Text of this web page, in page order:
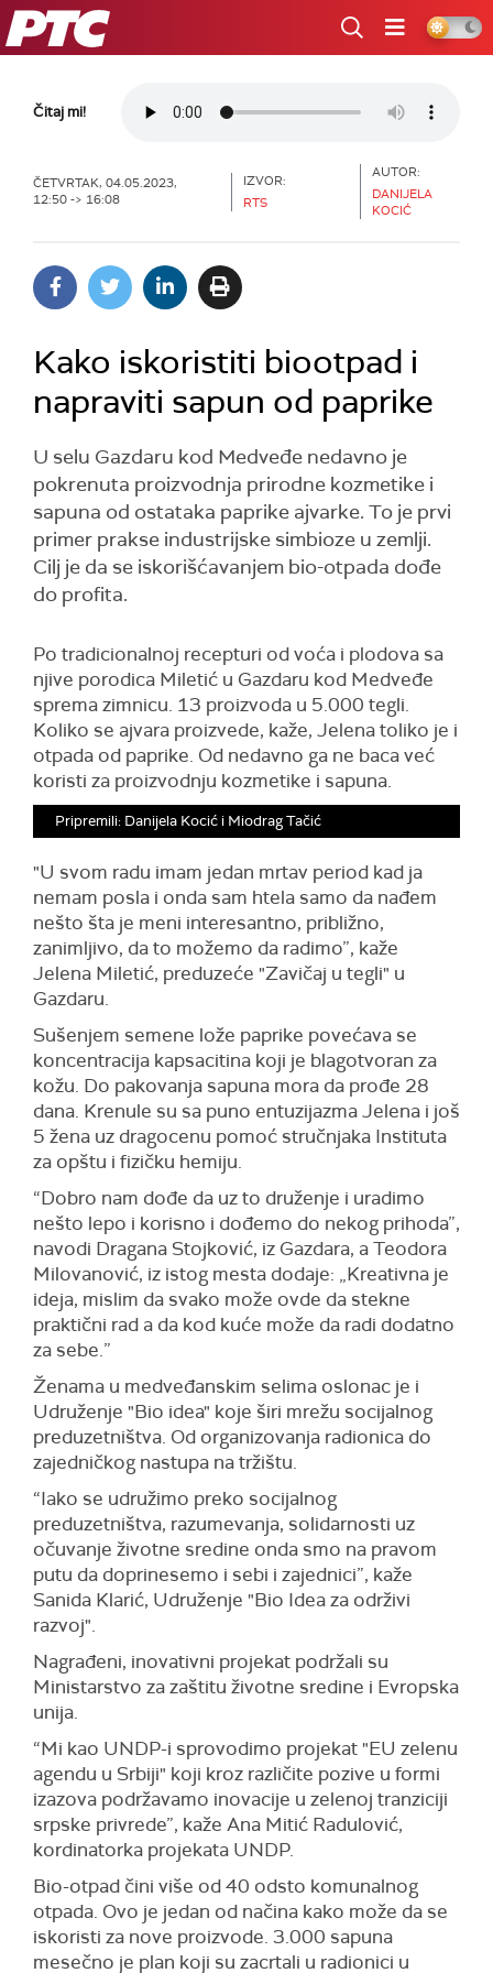
RTS
Čitaj mi!
ČETVRTAK, 04.05.2023,
12:50 -> 16:08
IZVOR:
RTS
AUTOR:
DANIJELA
KOCIĆ
Kako iskoristiti biootpad i
napraviti sapun od paprike
U selu Gazdaru kod Medveđe nedavno je
pokrenuta proizvodnja prirodne kozmetike i
sapuna od ostataka paprike ajvarke. To je prvi
primer prakse industrijske simbioze u zemlji.
Cilj je da se iskorišćavanjem bio-otpada dođe
do profita.
Po tradicionalnoj recepturi od voća i plodova sa
njive porodica Miletić u Gazdaru kod Medveđe
sprema zimnicu. 13 proizvoda u 5.000 tegli.
Koliko se ajvara proizvede, kaže, Jelena toliko je i
otpada od paprike. Od nedavno ga ne baca već
koristi za proizvodnju kozmetike i sapuna.
Pripremili: Danijela Kocić i Miodrag Tačić
"U svom radu imam jedan mrtav period kad ja
nemam posla i onda sam htela samo da nađem
nešto šta je meni interesantno, približno,
zanimljivo, da to možemo da radimo”, kaže
Jelena Miletić, preduzeće "Zavičaj u tegli" u
Gazdaru.
Sušenjem semene lože paprike povećava se
koncentracija kapsacitina koji je blagotvoran za
kožu. Do pakovanja sapuna mora da prođe 28
dana. Krenule su sa puno entuzijazma Jelena i još
5 žena uz dragocenu pomoć stručnjaka Instituta
za opštu i fizičku hemiju.
“Dobro nam dođe da uz to druženje i uradimo
nešto lepo i korisno i dođemo do nekog prihoda”,
navodi Dragana Stojković, iz Gazdara, a Teodora
Milovanović, iz istog mesta dodaje: „Kreativna je
ideja, mislim da svako može ovde da stekne
praktični rad a da kod kuće može da radi dodatno
za sebe.”
Ženama u medveđanskim selima oslonac je i
Udruženje "Bio idea" koje širi mrežu socijalnog
preduzetništva. Od organizovanja radionica do
zajedničkog nastupa na tržištu.
“Iako se udružimo preko socijalnog
preduzetništva, razumevanja, solidarnosti uz
očuvanje životne sredine onda smo na pravom
putu da doprinesemo i sebi i zajednici”, kaže
Sanida Klarić, Udruženje "Bio Idea za održivi
razvoj".
Nagrađeni, inovativni projekat podržali su
Ministarstvo za zaštitu životne sredine i Evropska
unija.
“Mi kao UNDP-i sprovodimo projekat "EU zelenu
agendu u Srbiji" koji kroz različite pozive u formi
izazova podržavamo inovacije u zelenoj tranziciji
srpske privrede”, kaže Ana Mitić Radulović,
kordinatorka projekata UNDP.
Bio-otpad čini više od 40 odsto komunalnog
otpada. Ovo je jedan od načina kako može da se
iskoristi za nove proizvode. 3.000 sapuna
mesečno je plan koji su zacrtali u radionici u